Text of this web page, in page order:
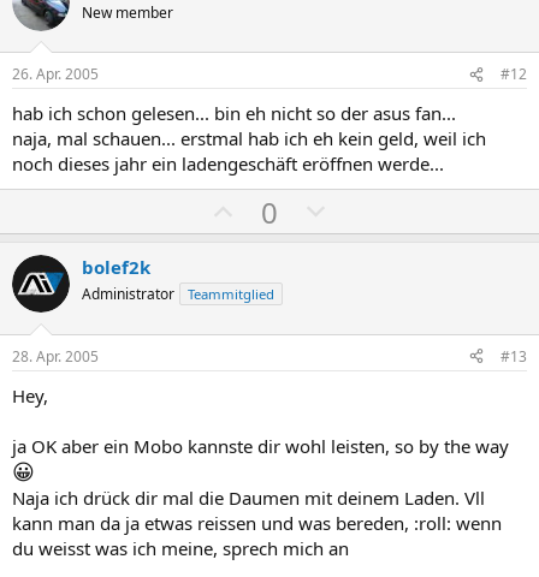
t
v
e
S
t
m
m
e
t
v
e
S
t
m
New member
26. Apr. 2005 #12
hab ich schon gelesen... bin eh nicht so der asus fan...
naja, mal schauen... erstmal hab ich eh kein geld, weil ich
noch dieses jahr ein ladengeschäft eröffnen werde...
o
i
t
v
S
i
m
m
0
e
t
v
S
i
m
m
bolef2k
Administrator Teammitglied
28. Apr. 2005 #13
Hey,
ja OK aber ein Mobo kannste dir wohl leisten, so by the way
😀
Naja ich drück dir mal die Daumen mit deinem Laden. Vll
kann man da ja etwas reissen und was bereden, :roll: wenn
du weisst was ich meine, sprech mich an